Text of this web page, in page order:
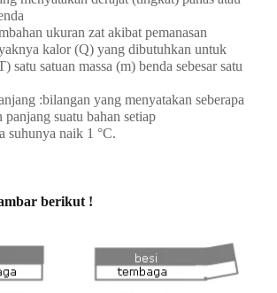
ukuran zat akibat pemanasan
kalor (Q) yang dibutuhkan untuk
satu satuan massa (m) benda sebesar satu
:bilangan yang menyatakan seberapa
panjang suatu bahan setiap
suhunya naik 1 °C.
berikut !